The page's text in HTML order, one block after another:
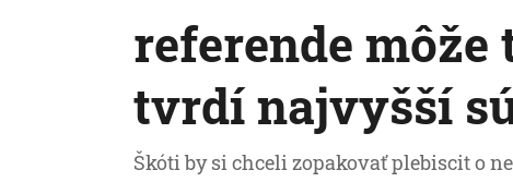
referende môže
tvrdí najvyšší
Škóti by si chceli zopakovať plebiscit o